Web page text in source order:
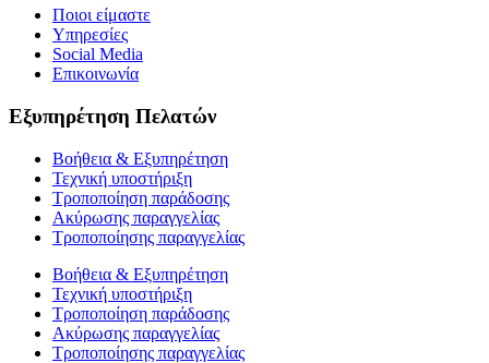
Ποιοι είμαστε
Υπηρεσίες
Social Media
Επικοινωνία
Εξυπηρέτηση Πελατών
Βοήθεια & Εξυπηρέτηση
Τεχνική υποστήριξη
Τροποποίηση παράδοσης
Ακύρωσης παραγγελίας
Τροποποίησης παραγγελίας
Βοήθεια & Εξυπηρέτηση
Τεχνική υποστήριξη
Τροποποίηση παράδοσης
Ακύρωσης παραγγελίας
Τροποποίησης παραγγελίας